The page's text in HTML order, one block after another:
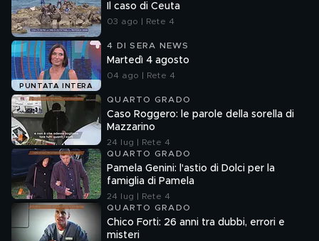
Il caso di Ceuta
03 ago | Rete 4
PUNTATA INTERA
4 DI SERA NEWS
Martedì 4 agosto
04 ago | Rete 4
QUARTO GRADO
Caso Roggero: le parole della sorella di
Mazzarino
24 lug | Rete 4
QUARTO GRADO
Pamela Genini: l'astio di Dolci per la
famiglia di Pamela
24 lug | Rete 4
QUARTO GRADO
Chico Forti: 26 anni tra dubbi, errori e
misteri